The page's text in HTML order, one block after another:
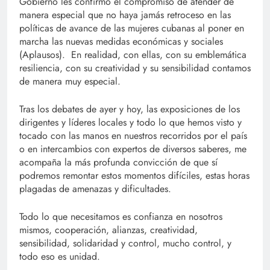
manera especial que no haya jamás retroceso en las
políticas de avance de las mujeres cubanas al poner en
marcha las nuevas medidas económicas y sociales
(Aplausos). En realidad, con ellas, con su emblemática
resiliencia, con su creatividad y su sensibilidad contamos
de manera muy especial.
Tras los debates de ayer y hoy, las exposiciones de los
dirigentes y líderes locales y todo lo que hemos visto y
tocado con las manos en nuestros recorridos por el país
o en intercambios con expertos de diversos saberes, me
acompaña la más profunda convicción de que sí
podremos remontar estos momentos difíciles, estas horas
plagadas de amenazas y dificultades.
Todo lo que necesitamos es confianza en nosotros
mismos, cooperación, alianzas, creatividad,
sensibilidad, solidaridad y control, mucho control, y
todo eso es unidad.